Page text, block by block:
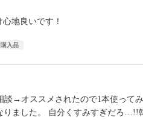
地良いです！
購入品
→オススメされたので1本使って
ました。 自分くすみすぎだろ…!!